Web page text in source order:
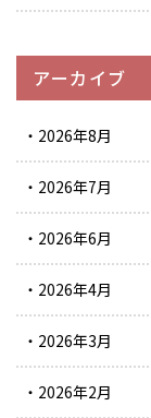
アーカイブ
2026年8月
2026年7月
2026年6月
2026年4月
2026年3月
2026年2月